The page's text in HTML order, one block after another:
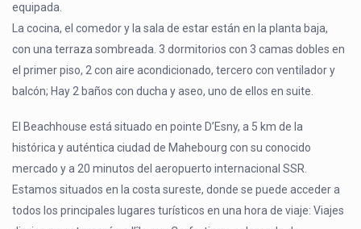
equipada.
La cocina, el comedor y la sala de estar están en la planta baja,
con una terraza sombreada. 3 dormitorios con 3 camas dobles en
el primer piso, 2 con aire acondicionado, tercero con ventilador y
balcón; Hay 2 baños con ducha y aseo, uno de ellos en suite.
El Beachhouse está situado en pointe D’Esny, a 5 km de la
histórica y auténtica ciudad de Mahebourg con su conocido
mercado y a 20 minutos del aeropuerto internacional SSR.
Estamos situados en la costa sureste, donde se puede acceder a
todos los principales lugares turísticos en una hora de viaje: Viajes